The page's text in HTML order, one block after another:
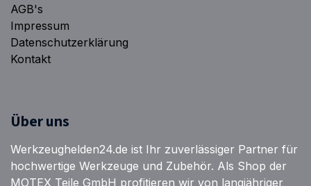
AGB's
Impressum
Datenschutzerklärung
Kontakt
Über uns
Werkzeughelden24.de ist Ihr zuverlässiger Partner für
hochwertige Werkzeuge und Zubehör. Als Shop der
MOTEX Teile GmbH profitieren wir von langjähriger